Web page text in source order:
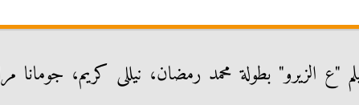
"ع الزيرو" بطولة محمد رمضان، نيللى كريم،